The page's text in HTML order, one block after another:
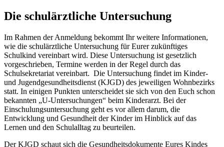
Die schulärztliche Untersuchung
Im Rahmen der Anmeldung bekommt Ihr weitere Informationen,
wie die schulärztliche Untersuchung für Eurer zukünftiges
Schulkind vereinbart wird. Diese Untersuchung ist gesetzlich
vorgeschrieben, Termine werden in der Regel durch das
Schulsekretariat vereinbart. Die Untersuchung findet im Kinder-
und Jugendgesundheitsdienst (KJGD) des jeweiligen Wohnbezirks
statt. In einigen Punkten unterscheidet sie sich von den Euch schon
bekannten „U-Untersuchungen“ beim Kinderarzt. Bei der
Einschulungsuntersuchung geht es vor allem darum, die
Entwicklung und Gesundheit der Kinder im Hinblick auf das
Lernen und den Schulalltag zu beurteilen.
Der KJGD schaut sich die Gesundheitsdokumente Eures Kindes